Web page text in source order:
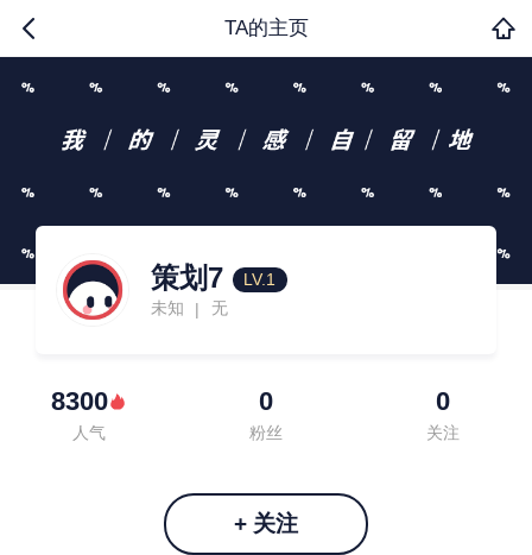
TA的主页
策划7
LV.1
未知
| 无
8300
人气
0
粉丝
0
关注
+ 关注